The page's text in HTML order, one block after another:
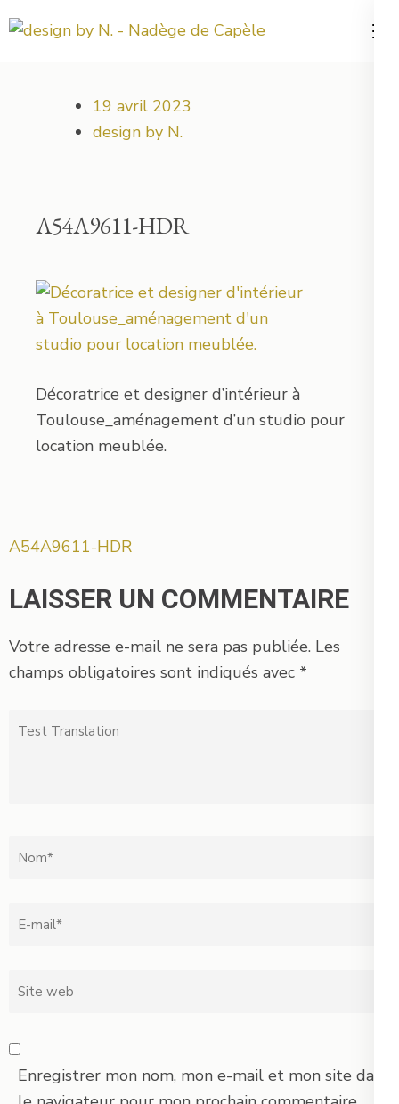
au
19 avril 2023
design by N.
A54A9611-HDR
Décoratrice et designer d’intérieur à
Toulouse_aménagement d’un studio pour
location meublée.
Navigation
l’article
A54A9611-HDR
LAISSER UN COMMENTAIRE
Votre adresse e-mail ne sera pas publiée. Les
champs obligatoires sont indiqués avec *
Test
Nom *
Email *
Site
Enregistrer mon nom, mon e-mail et mon site dans